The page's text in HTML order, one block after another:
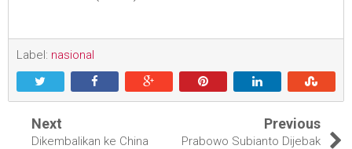
Label: nasional
Next
Dikembalikan ke China
Previous
Prabowo Subianto Dijebak